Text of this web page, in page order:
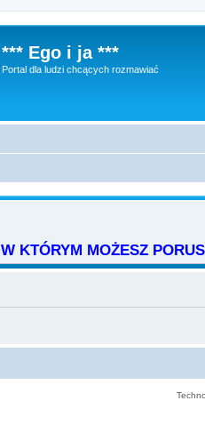
*** Ego i ja ***
Portal dla ludzi chcących rozmawiać
W KTÓRYM MOŻESZ